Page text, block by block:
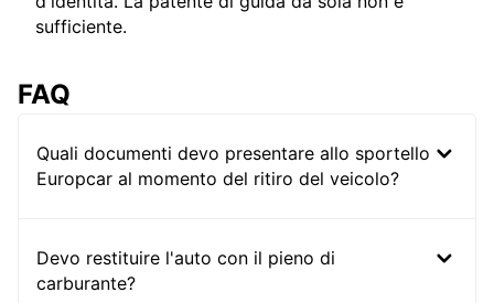
sufficiente.
FAQ
Quali documenti devo presentare allo sportello
Europcar al momento del ritiro del veicolo?
Devo restituire l'auto con il pieno di
carburante?